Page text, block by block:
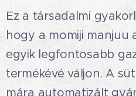
Ez a társadalmi
hogy a momiji manjuu
egyik legfontosabb
termékévé váljon. A
mára automatizált